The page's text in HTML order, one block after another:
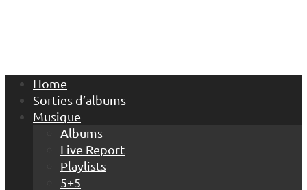
Home
Sorties d’albums
Musique
Albums
Live Report
Playlists
5+5